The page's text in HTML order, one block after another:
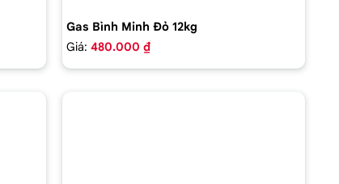
Gas Bình Minh Đỏ 12kg
Giá: 480.000 ₫